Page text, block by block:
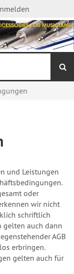
und Leistungen
oder
wir nicht
schriftlich
gelten auch dann
AGB
erbringen.
gelten auch für